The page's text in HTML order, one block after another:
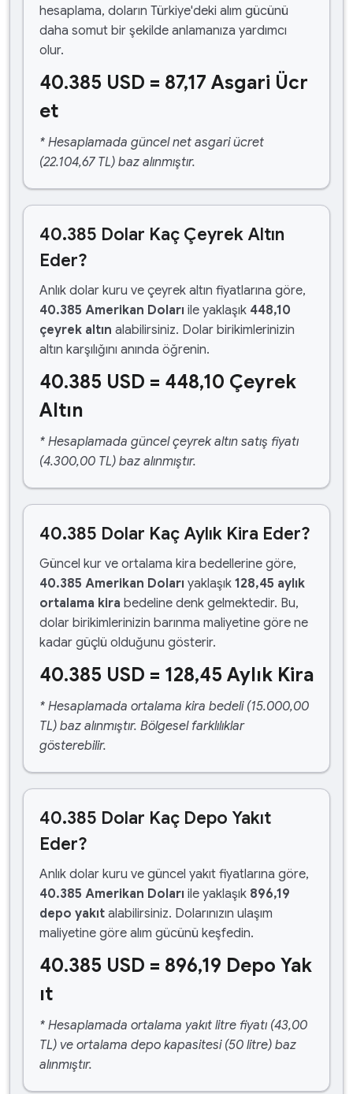
hesaplama, doların Türkiye'deki alım gücünü
daha somut bir şekilde anlamanıza yardımcı
olur.
40.385 USD = 87,17 Asgari Ücr
et
* Hesaplamada güncel net asgari ücret
(22.104,67 TL) baz alınmıştır.
40.385 Dolar Kaç Çeyrek Altın
Eder?
Anlık dolar kuru ve çeyrek altın fiyatlarına göre,
40.385 Amerikan Doları ile yaklaşık 448,10
çeyrek altın alabilirsiniz. Dolar birikimlerinizin
altın karşılığını anında öğrenin.
40.385 USD = 448,10 Çeyrek
Altın
* Hesaplamada güncel çeyrek altın satış fiyatı
(4.300,00 TL) baz alınmıştır.
40.385 Dolar Kaç Aylık Kira Eder?
Güncel kur ve ortalama kira bedellerine göre,
40.385 Amerikan Doları yaklaşık 128,45 aylık
ortalama kira bedeline denk gelmektedir. Bu,
dolar birikimlerinizin barınma maliyetine göre ne
kadar güçlü olduğunu gösterir.
40.385 USD = 128,45 Aylık Kira
* Hesaplamada ortalama kira bedeli (15.000,00
TL) baz alınmıştır. Bölgesel farklılıklar
gösterebilir.
40.385 Dolar Kaç Depo Yakıt
Eder?
Anlık dolar kuru ve güncel yakıt fiyatlarına göre,
40.385 Amerikan Doları ile yaklaşık 896,19
depo yakıt alabilirsiniz. Dolarınızın ulaşım
maliyetine göre alım gücünü keşfedin.
40.385 USD = 896,19 Depo Yak
ıt
* Hesaplamada ortalama yakıt litre fiyatı (43,00
TL) ve ortalama depo kapasitesi (50 litre) baz
alınmıştır.